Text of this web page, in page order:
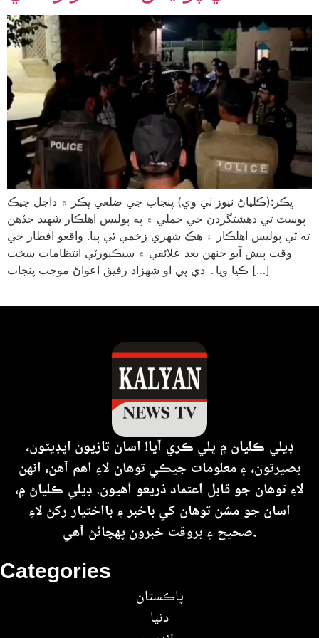
ڀڪر:(ڪلياڻ نيوز ٽي وي) پنجاب جي ضلعي ڀڪر ۾ داجل چيڪ
پوسٽ تي دهشتگردن جي حملي ۾ ٻه پوليس اهلڪار شهيد جڏهن
ته ٽي پوليس اهلڪار ۽ هڪ شهري زخمي ٿي پيا. واقعو افطار جي
وقت پيش آيو جنهن بعد علائقي ۾ سيڪيورٽي انتظامات سخت
ڪيا ويا۔ ڊي پي او شهزاد رفيق اعواڻ موجب پنجاب […]
Categories
پاڪستان
دنيا
ڊيلي ڪلياڻ ۾ ڀلي ڪري آيا! اسان تازيون اپڊيٽون،
بصيرتون، ۽ معلومات جيڪي توهان لاءِ اهم آهن، انهن
لاءِ توهان جو قابل اعتماد ذريعو آهيون. ڊيلي ڪلياڻ ۾،
اسان جو مشن توهان کي باخبر ۽ بااختيار رکڻ لاءِ
صحيح ۽ بروقت خبرون پهچائڻ آهي.